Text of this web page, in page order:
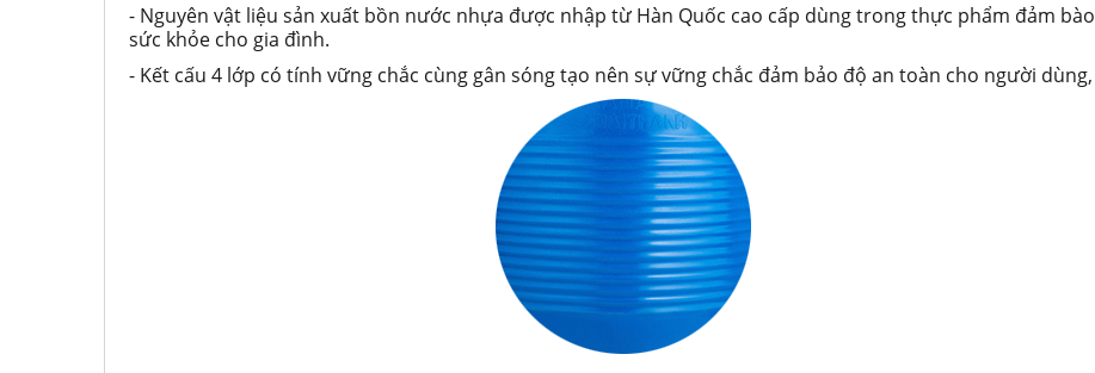
- Nguyên vật liệu sản xuất bồn nước nhựa được nhập từ Hàn Quốc cao cấp dùng trong thực phẩm đảm bào
sức khỏe cho gia đình.
- Kết cấu 4 lớp có tính vững chắc cùng gân sóng tạo nên sự vững chắc đảm bảo độ an toàn cho người dùng,